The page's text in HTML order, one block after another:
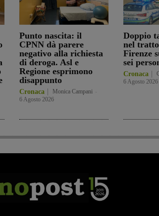
Punto nascita: il
CPNN dà parere
negativo alla richiesta
di deroga. Asl e
Regione esprimono
disappunto
Cronaca Monica Campani
6 Agosto 2026
Doppio
nel
Firenze
sei
Cronaca
6 Agosto 2026